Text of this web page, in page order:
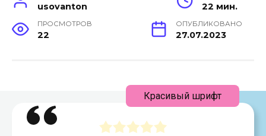
usovanton 22 мин.
ПРОСМОТРОВ
22
ОПУБЛИКОВАНО
27.07.2023
Красивый шрифт